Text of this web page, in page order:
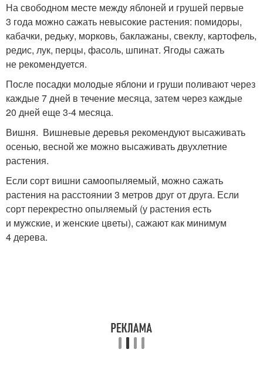
На свободном месте между яблоней и грушей первые
3 года можно сажать невысокие растения: помидоры,
кабачки, редьку, морковь, баклажаны, свеклу, картофель,
редис, лук, перцы, фасоль, шпинат. Ягоды сажать
не рекомендуется.
После посадки молодые яблони и груши поливают через
каждые 7 дней в течение месяца, затем через каждые
20 дней еще 3-4 месяца.
Вишня. Вишневые деревья рекомендуют высаживать
осенью, весной же можно высаживать двухлетние
растения.
Если сорт вишни самоопыляемый, можно сажать
растения на расстоянии 3 метров друг от друга. Если
сорт перекрестно опыляемый (у растения есть
и мужские, и женские цветы), сажают как минимум
4 дерева.